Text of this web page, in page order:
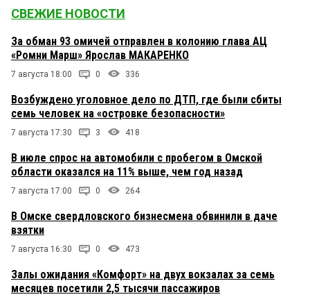
СВЕЖИЕ НОВОСТИ
За обман 93 омичей отправлен в колонию глава АЦ
«Ромни Марш» Ярослав МАКАРЕНКО
7 августа 18:00 0 336
Возбуждено уголовное дело по ДТП, где были сбиты
семь человек на «островке безопасности»
7 августа 17:30 3 418
В июле спрос на автомобили с пробегом в Омской
области оказался на 11% выше, чем год назад
7 августа 17:00 0 264
В Омске свердловского бизнесмена обвинили в даче
взятки
7 августа 16:30 0 473
Залы ожидания «Комфорт» на двух вокзалах за семь
месяцев посетили 2,5 тысячи пассажиров